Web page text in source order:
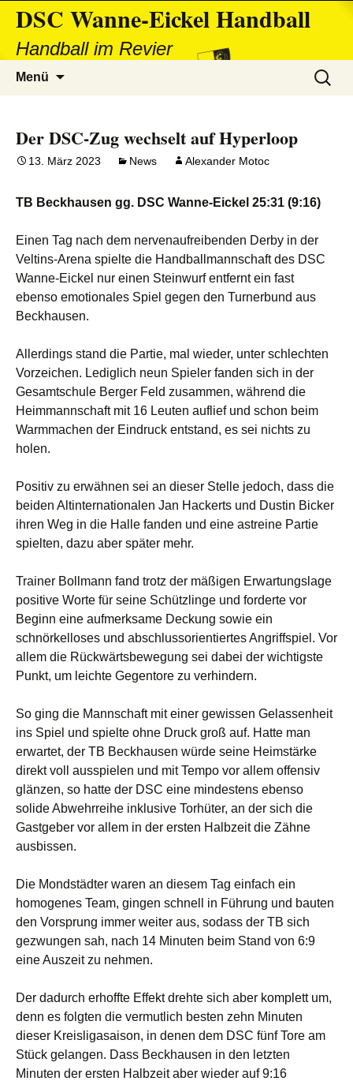
DSC Wanne-Eickel Handball
Handball im Revier
Menü
Suchen
nach:
Der DSC-Zug wechselt auf Hyperloop
13. März 2023 News Alexander Motoc
TB Beckhausen gg. DSC Wanne-Eickel 25:31 (9:16)
Einen Tag nach dem nervenaufreibenden Derby in der
Veltins-Arena spielte die Handballmannschaft des DSC
Wanne-Eickel nur einen Steinwurf entfernt ein fast
ebenso emotionales Spiel gegen den Turnerbund aus
Beckhausen.
Allerdings stand die Partie, mal wieder, unter schlechten
Vorzeichen. Lediglich neun Spieler fanden sich in der
Gesamtschule Berger Feld zusammen, während die
Heimmannschaft mit 16 Leuten auflief und schon beim
Warmmachen der Eindruck entstand, es sei nichts zu
holen.
Positiv zu erwähnen sei an dieser Stelle jedoch, dass die
beiden Altinternationalen Jan Hackerts und Dustin Bicker
ihren Weg in die Halle fanden und eine astreine Partie
spielten, dazu aber später mehr.
Trainer Bollmann fand trotz der mäßigen Erwartungslage
positive Worte für seine Schützlinge und forderte vor
Beginn eine aufmerksame Deckung sowie ein
schnörkelloses und abschlussorientiertes Angriffspiel. Vor
allem die Rückwärtsbewegung sei dabei der wichtigste
Punkt, um leichte Gegentore zu verhindern.
So ging die Mannschaft mit einer gewissen Gelassenheit
ins Spiel und spielte ohne Druck groß auf. Hatte man
erwartet, der TB Beckhausen würde seine Heimstärke
direkt voll ausspielen und mit Tempo vor allem offensiv
glänzen, so hatte der DSC eine mindestens ebenso
solide Abwehrreihe inklusive Torhüter, an der sich die
Gastgeber vor allem in der ersten Halbzeit die Zähne
ausbissen.
Die Mondstädter waren an diesem Tag einfach ein
homogenes Team, gingen schnell in Führung und bauten
den Vorsprung immer weiter aus, sodass der TB sich
gezwungen sah, nach 14 Minuten beim Stand von 6:9
eine Auszeit zu nehmen.
Der dadurch erhoffte Effekt drehte sich aber komplett um,
denn es folgten die vermutlich besten zehn Minuten
dieser Kreisligasaison, in denen dem DSC fünf Tore am
Stück gelangen. Dass Beckhausen in den letzten
Minuten der ersten Halbzeit aber wieder auf 9:16